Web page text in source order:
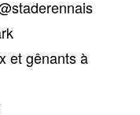
et gênants à